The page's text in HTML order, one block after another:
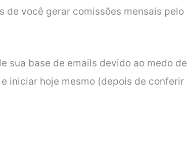
de você gerar comissões mensais pelo
sua base de emails devido ao medo de
iniciar hoje mesmo (depois de conferir